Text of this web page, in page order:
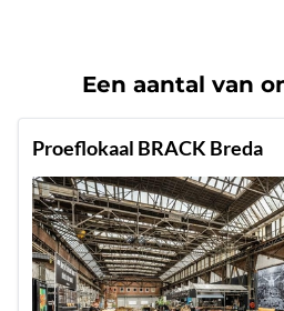
Een aantal van
Proeflokaal BRACK Breda